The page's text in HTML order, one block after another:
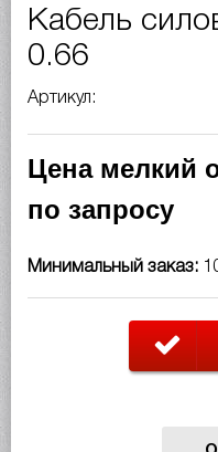
Кабель
0.66
Артикул:
Цена мелкий
по запросу
Минимальный заказ: